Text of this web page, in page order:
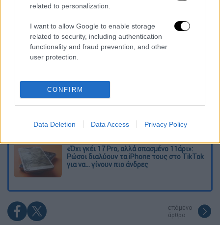
related to personalization.
I want to allow Google to enable storage
related to security, including authentication
functionality and fraud prevention, and other
user protection.
CONFIRM
Data Deletion Data Access Privacy Policy
Διαβάστε ακόμη
Εκτελέσεις, συλλήψεις και νέοι
περιορισμοί: Το Ιράν σκληραίνει τη γραμμή
στο εσωτερικό εν μέσω πολέμου
ασθενείς
«Όχι γκέι 17 Pro, αλλά σπασμένο 11άρι»:
Ρώσοι διαλύουν τα iPhone τους στο TikTok
για να... γίνουν πιο άνδρες
επόμενο
άρθρο